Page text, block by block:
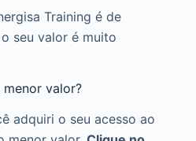
Training é de
seu valor é muito
valor?
adquiri o seu acesso ao